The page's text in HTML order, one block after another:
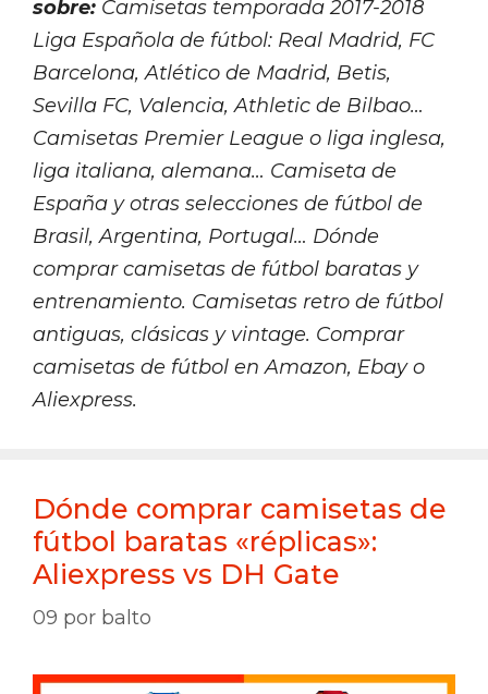
sobre: Camisetas temporada 2017-2018
Liga Española de fútbol: Real Madrid, FC
Barcelona, Atlético de Madrid, Betis,
Sevilla FC, Valencia, Athletic de Bilbao…
Camisetas Premier League o liga inglesa,
liga italiana, alemana… Camiseta de
España y otras selecciones de fútbol de
Brasil, Argentina, Portugal… Dónde
comprar camisetas de fútbol baratas y
entrenamiento. Camisetas retro de fútbol
antiguas, clásicas y vintage. Comprar
camisetas de fútbol en Amazon, Ebay o
Aliexpress.
Dónde comprar camisetas de
fútbol baratas «réplicas»:
Aliexpress vs DH Gate
09 por balto